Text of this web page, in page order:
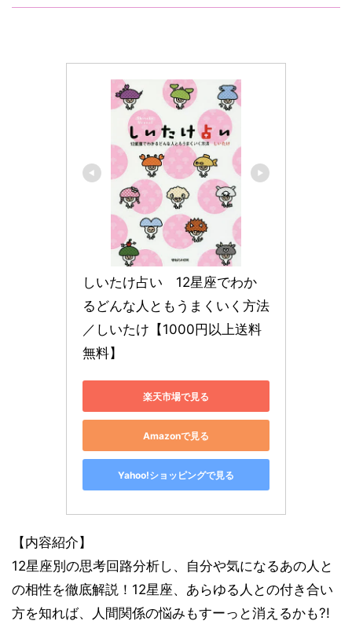
しいたけ占い　12星座でわか
るどんな人ともうまくいく方法
／しいたけ【1000円以上送料
無料】
楽天市場で見る
Amazonで見る
Yahoo!ショッピングで見る
【内容紹介】
12星座別の思考回路分析し、自分や気になるあの人と
の相性を徹底解説！12星座、あらゆる人との付き合い
方を知れば、人間関係の悩みもすーっと消えるかも?!